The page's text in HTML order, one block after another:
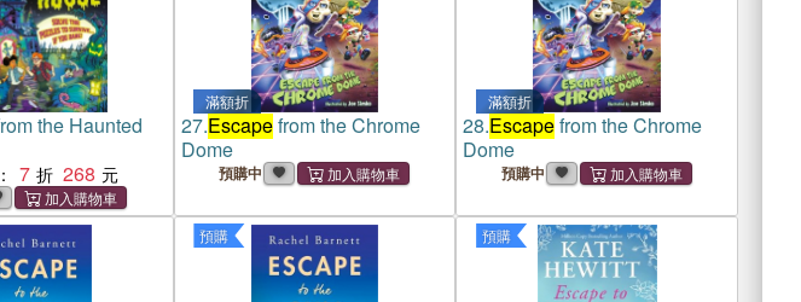
the Haunted
7 268
滿額折
27.Escapefrom the Chrome
Dome
預購中
滿額折
28.Escapefrom the Chrome
Dome
預購中
預購 預購